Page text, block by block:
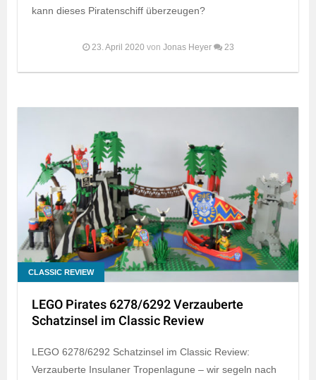
kann dieses Piratenschiff überzeugen?
23. April 2020 von Jonas Heyer 23
CLASSIC REVIEW
LEGO Pirates 6278/6292 Verzauberte
Schatzinsel im Classic Review
LEGO 6278/6292 Schatzinsel im Classic Review:
Verzauberte Insulaner Tropenlagune – wir segeln nach